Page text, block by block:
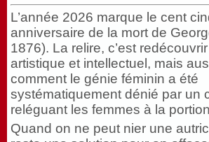
L’année 2026 marque le cent
anniversaire de la mort de
1876). La relire, c’est
artistique et intellectuel, mais
comment le génie féminin a été
systématiquement dénié par un
reléguant les femmes à la
Quand on ne peut nier une